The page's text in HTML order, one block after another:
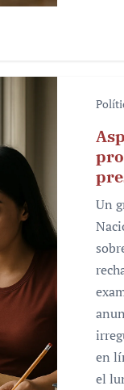
Un
en
el